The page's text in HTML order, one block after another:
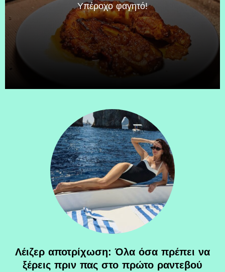
Υπέροχο φαγητό!
Λέιζερ αποτρίχωση: Όλα όσα πρέπει να
ξέρεις πριν πας στο πρώτο ραντεβού